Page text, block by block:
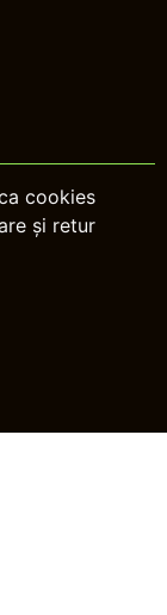
cookies
și retur